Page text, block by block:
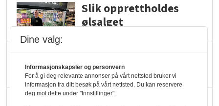
Slik opprettholdes
ølsalget
hyller
Dine valg:
Informasjonskapsler og personvern
For å gi deg relevante annonser på vårt nettsted bruker vi
informasjon fra ditt besøk på vårt nettsted. Du kan reservere
deg mot dette under "Innstillinger".